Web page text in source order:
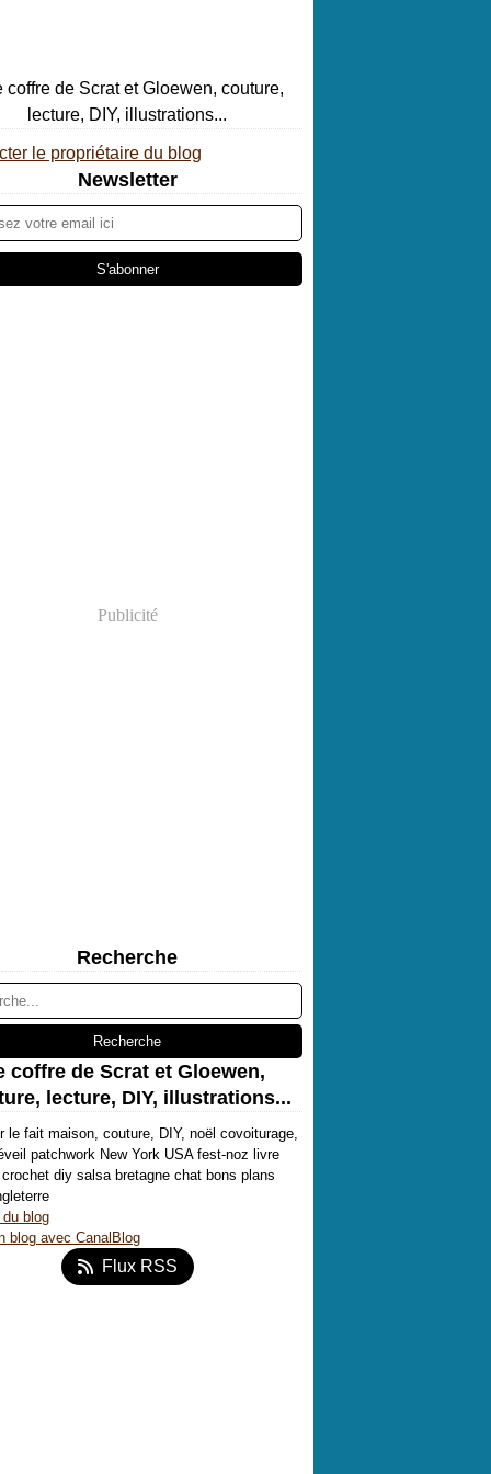
le propriétaire du blog
Newsletter
Publicité
Recherche
coffre de Scrat et Gloewen,
lecture, DIY, illustrations...
le fait maison, couture, DIY, noël covoiturage,
patchwork New York USA fest-noz livre
diy salsa bretagne chat bons plans
blog
blog avec CanalBlog
Flux RSS